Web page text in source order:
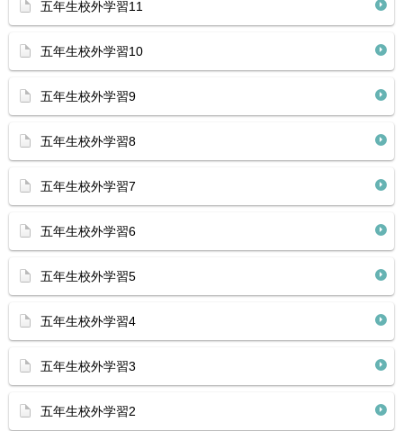
五年生校外学習11
五年生校外学習10
五年生校外学習9
五年生校外学習8
五年生校外学習7
五年生校外学習6
五年生校外学習5
五年生校外学習4
五年生校外学習3
五年生校外学習2